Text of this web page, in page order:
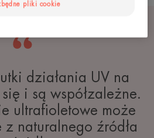
działania UV na
i są współzależne.
ultrafioletowe może
z naturalnego źródła
pliki cookie